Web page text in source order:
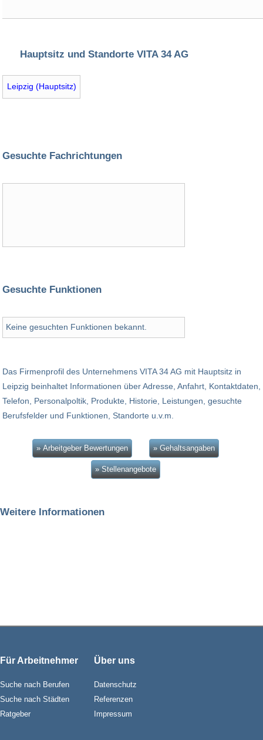
Hauptsitz und Standorte VITA 34 AG
Leipzig (Hauptsitz)
Gesuchte Fachrichtungen
Gesuchte Funktionen
Keine gesuchten Funktionen bekannt.
Das Firmenprofil des Unternehmens VITA 34 AG mit Hauptsitz in
Leipzig beinhaltet Informationen über Adresse, Anfahrt, Kontaktdaten,
Telefon, Personalpoltik, Produkte, Historie, Leistungen, gesuchte
Berufsfelder und Funktionen, Standorte u.v.m.
» Arbeitgeber Bewertungen » Gehaltsangaben
» Stellenangebote
Weitere Informationen
Für Arbeitnehmer
Suche nach Berufen
Suche nach Städten
Ratgeber
Über uns
Datenschutz
Referenzen
Impressum